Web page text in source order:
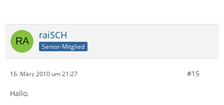
raiSCH
Senior-Mitglied
16. März 2010 um 21:27 #15
Hallo,